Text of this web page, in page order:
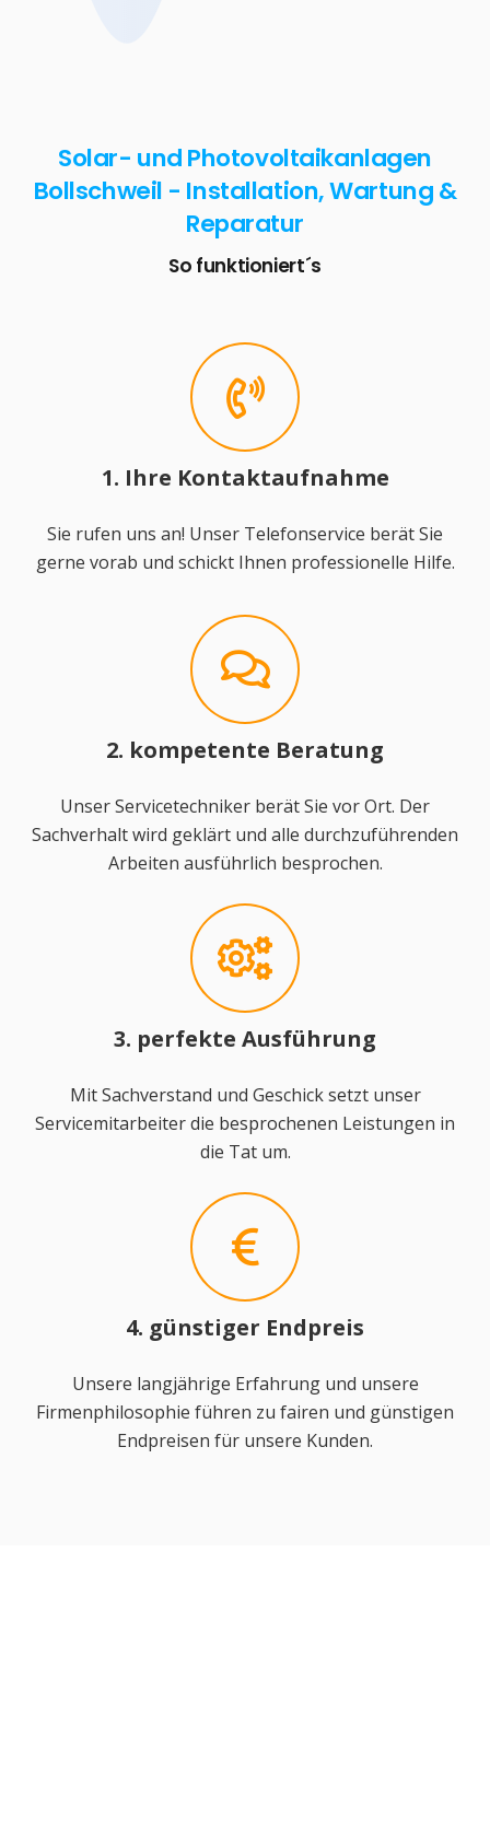
Solar- und Photovoltaikanlagen
Bollschweil - Installation, Wartung &
Reparatur
So funktioniert´s
1. Ihre Kontaktaufnahme
Sie rufen uns an! Unser Telefonservice berät Sie
gerne vorab und schickt Ihnen professionelle Hilfe.
2. kompetente Beratung
Unser Servicetechniker berät Sie vor Ort. Der
Sachverhalt wird geklärt und alle durchzuführenden
Arbeiten ausführlich besprochen.
3. perfekte Ausführung
Mit Sachverstand und Geschick setzt unser
Servicemitarbeiter die besprochenen Leistungen in
die Tat um.
4. günstiger Endpreis
Unsere langjährige Erfahrung und unsere
Firmenphilosophie führen zu fairen und günstigen
Endpreisen für unsere Kunden.